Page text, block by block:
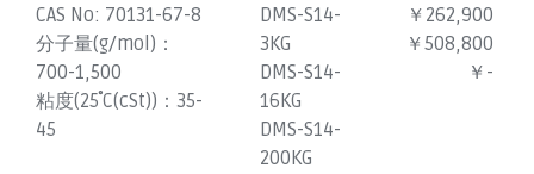
CAS No: 70131-67-8
分子量(g/mol)：
700-1,500
粘度(25˚C(cSt))：35-
45
DMS-S14-
3KG
DMS-S14-
16KG
DMS-S14-
200KG
￥262,900
￥508,800
￥-